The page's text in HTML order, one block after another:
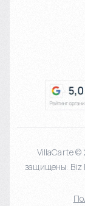
VillaCarte ©
защищены. Biz